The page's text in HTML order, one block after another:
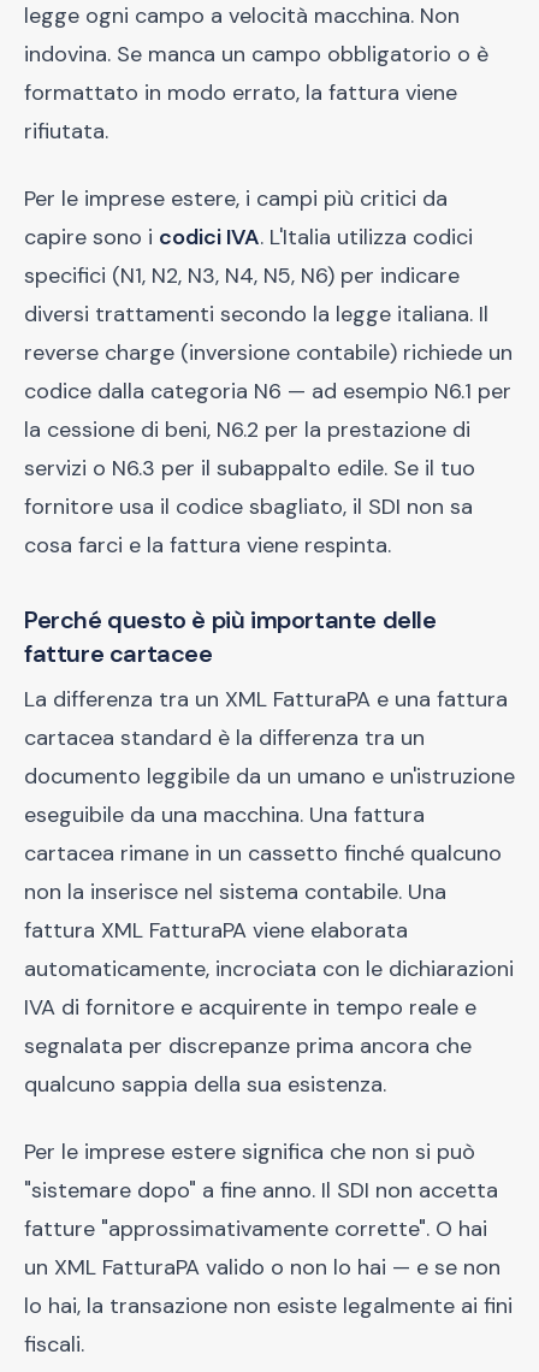
legge ogni campo a velocità macchina. Non
indovina. Se manca un campo obbligatorio o è
formattato in modo errato, la fattura viene
rifiutata.
Per le imprese estere, i campi più critici da
capire sono i codici IVA. L'Italia utilizza codici
specifici (N1, N2, N3, N4, N5, N6) per indicare
diversi trattamenti secondo la legge italiana. Il
reverse charge (inversione contabile) richiede un
codice dalla categoria N6 — ad esempio N6.1 per
la cessione di beni, N6.2 per la prestazione di
servizi o N6.3 per il subappalto edile. Se il tuo
fornitore usa il codice sbagliato, il SDI non sa
cosa farci e la fattura viene respinta.
Perché questo è più importante delle
fatture cartacee
La differenza tra un XML FatturaPA e una fattura
cartacea standard è la differenza tra un
documento leggibile da un umano e un'istruzione
eseguibile da una macchina. Una fattura
cartacea rimane in un cassetto finché qualcuno
non la inserisce nel sistema contabile. Una
fattura XML FatturaPA viene elaborata
automaticamente, incrociata con le dichiarazioni
IVA di fornitore e acquirente in tempo reale e
segnalata per discrepanze prima ancora che
qualcuno sappia della sua esistenza.
Per le imprese estere significa che non si può
"sistemare dopo" a fine anno. Il SDI non accetta
fatture "approssimativamente corrette". O hai
un XML FatturaPA valido o non lo hai — e se non
lo hai, la transazione non esiste legalmente ai fini
fiscali.